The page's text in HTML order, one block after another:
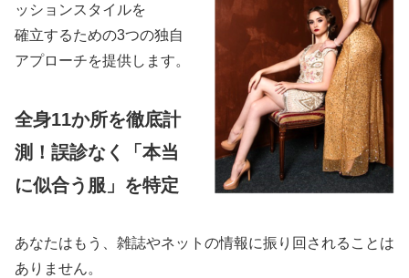
ッションスタイルを
確立するための3つの独自
アプローチを提供します。
全身11か所を徹底計
測！誤診なく「本当
に似合う服」を特定
あなたはもう、雑誌やネットの情報に振り回されることは
ありません。